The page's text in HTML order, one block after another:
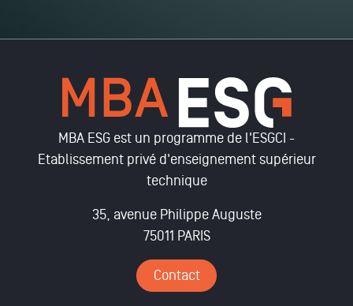
MBA ESG est un programme de l'ESGCI -
Etablissement privé d'enseignement supérieur
technique
35, avenue Philippe Auguste
75011 PARIS
Contact